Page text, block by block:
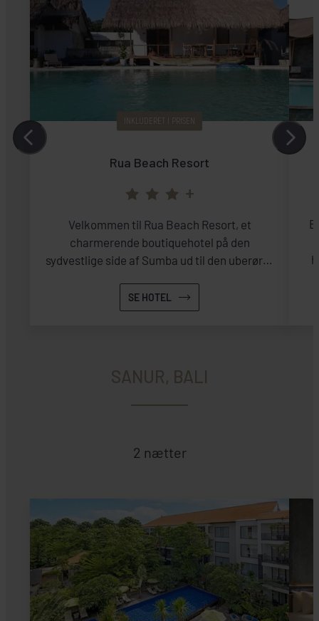
INKLUDERET I PRISEN
Rua Beach Resort
+
Velkommen til Rua Beach Resort, et
charmerende boutiquehotel på den
sydvestlige side af Sumba ud til den uberørte
SE HOTEL
SANUR, BALI
2 nætter